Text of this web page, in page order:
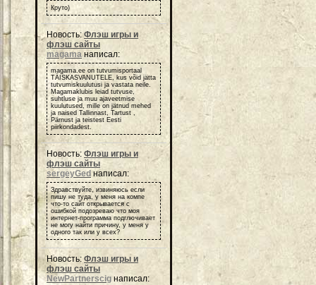
Круто)
Новость:Флэш игры и
флэш сайты
magama написал:
magama.ee on tutvumisportaal
TÄISKASVANUTELE, kus võid jätta
tutvumiskuulutusi ja vastata neile.
Magamaklubis leiad tutvuse,
suhtluse ja muu ajaveetmise
kuulutused, mille on jätnud mehed
ja naised Tallinnast, Tartust ,
Pärnust ja teistest Eesti
piirkondadest.
Новость: Флэш игры и
флэш сайты
sergeyGed написал:
Здравствуйте, извиняюсь если
пишу не туда, у меня на компе
что-то сайт открывается с
ошибкой подозреваю что моя
интернет-программа подглючивает
не могу найти причину, у меня у
одного так или у всех?
Новость: Флэш игры и
флэш сайты
NewPartnerscig написал: